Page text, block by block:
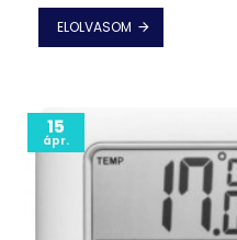
ELOLVASOM
15
ápr.